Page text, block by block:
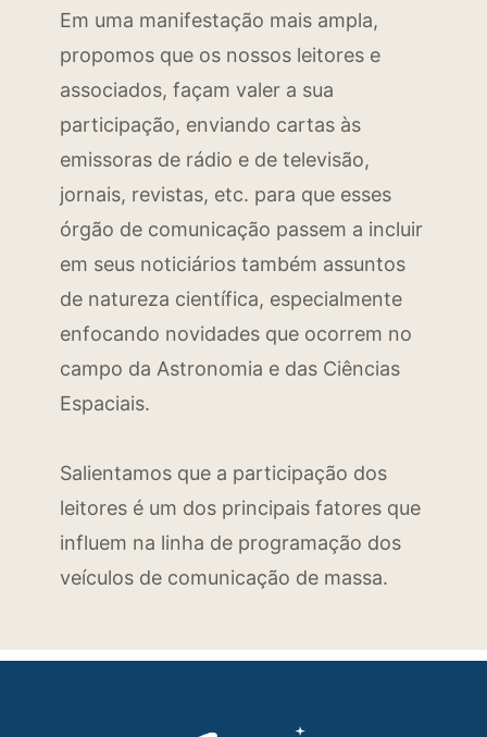
Em uma manifestação mais ampla,
propomos que os nossos leitores e
associados, façam valer a sua
participação, enviando cartas às
emissoras de rádio e de televisão,
jornais, revistas, etc. para que esses
órgão de comunicação passem a incluir
em seus noticiários também assuntos
de natureza científica, especialmente
enfocando novidades que ocorrem no
campo da Astronomia e das Ciências
Espaciais.
Salientamos que a participação dos
leitores é um dos principais fatores que
influem na linha de programação dos
veículos de comunicação de massa.